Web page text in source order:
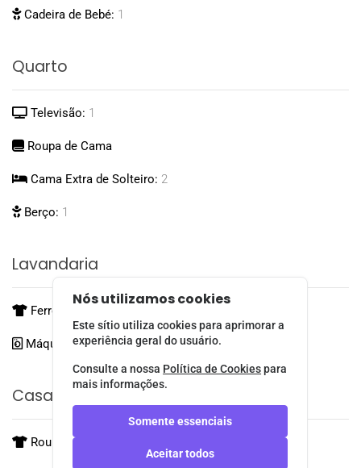
Cadeira de Bebé: 1
Quarto
Televisão: 1
Roupa de Cama
Cama Extra de Solteiro: 2
Berço: 1
Lavandaria
Ferro de Engomar
Máquina de Lavar Roupa
Casa De Banho
Roupa de Banho
Nós utilizamos cookies
Este sítio utiliza cookies para aprimorar a
experiência geral do usuário.
Consulte a nossa Política de Cookiespara
mais informações.
Somente essenciais
Aceitar todos